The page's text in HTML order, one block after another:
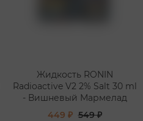
Жидкость RONIN
Radioactive V2 2% Salt 30 ml
- Вишневый Мармелад
449 ₽ 549 ₽